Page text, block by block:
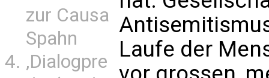
zur Causa
Spahn
‚Dialogpre
Laufe der